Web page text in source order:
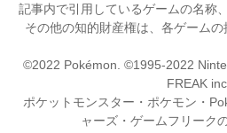
記事内で引用しているゲームの名称
その他の知的財産権は、各ゲームの
©2022 Pokémon. ©1995-2022
FREAK inc.
ポケットモンスター・ポケモン・
ャーズ・ゲームフリーク